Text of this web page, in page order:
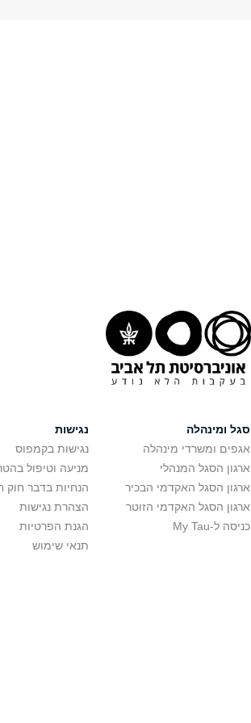
סגל ומינהלה
אגפים ומשרדי מינהלה
ארגון הסגל המנהלי
ארגון הסגל האקדמי הבכיר
ארגון הסגל האקדמי הזוטר
כניסה ל-My Tau
נגישות
נגישות בקמפוס
מניעה וטיפול
הנחיות בדבר חוק
הצהרת נגישות
הגנת הפרטיות
תנאי שימוש